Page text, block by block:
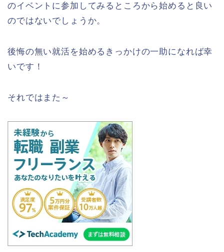
のイベントに参加してみるところから始めると良い
のではないでしょうか。
後悔の無い就活を始めるきっかけの一助になれば幸
いです！
それではまた～